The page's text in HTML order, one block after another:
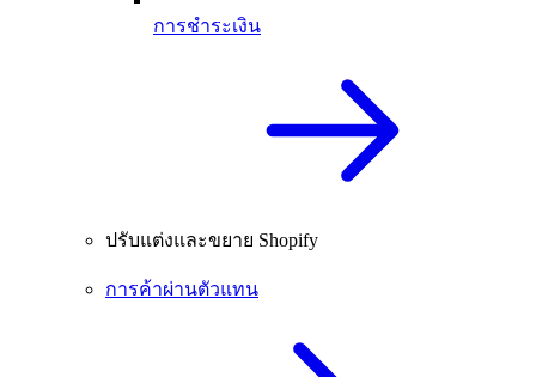
การชำระเงิน
ปรับแต่งและขยาย Shopify
การค้าผ่านตัวแทน